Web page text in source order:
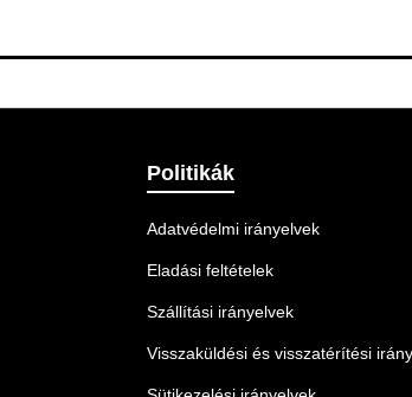
Politikák
Adatvédelmi irányelvek
Eladási feltételek
Szállítási irányelvek
Visszaküldési és visszatérítési